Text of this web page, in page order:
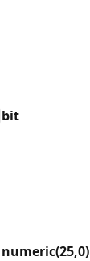
bit
numeric(25,0)